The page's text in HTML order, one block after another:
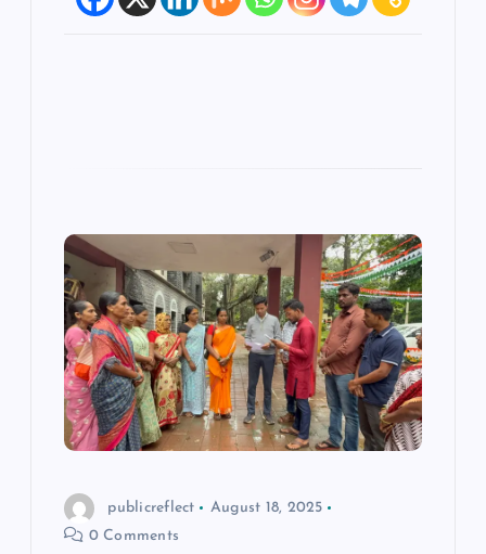
publicreflect
August 18, 2025
0 Comments